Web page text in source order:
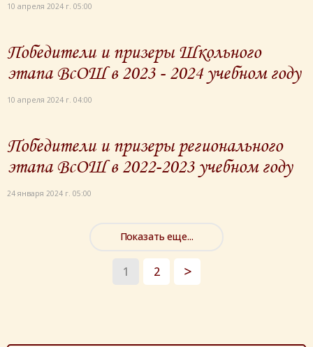
10 апреля 2024 г. 05:00
Победители и призеры Школьного
этапа ВсОШ в 2023 - 2024 учебном году
10 апреля 2024 г. 04:00
Победители и призеры регионального
этапа ВсОШ в 2022-2023 учебном году
24 января 2024 г. 05:00
Показать еще...
1 2